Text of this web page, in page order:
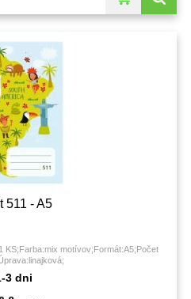
511 - A5
KS;Farba:mix motívov;Formát:A5;Počet
3 dni